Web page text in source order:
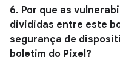
6. Por que as
divididas entre este
segurança de
boletim do Pixel?